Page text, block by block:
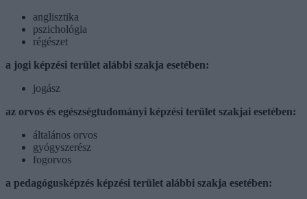
anglisztika
pszichológia
régészet
a jogi képzési terület alábbi szakja esetében:
jogász
az orvos és egészségtudományi képzési terület szakjai esetében:
általános orvos
gyógyszerész
fogorvos
a pedagógusképzés képzési terület alábbi szakja esetében: